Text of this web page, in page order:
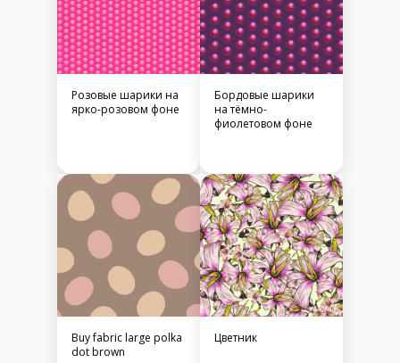
Розовые шарики на
ярко-розовом фоне
Бордовые шарики
на тёмно-
фиолетовом фоне
Buy fabric large polka
dot brown
Цветник